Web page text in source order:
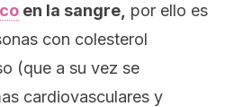
en la sangre, por ello es
con colesterol
(que a su vez se
cardiovasculares y